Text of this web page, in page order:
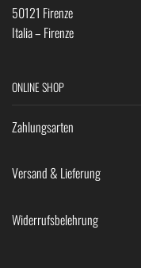
50121 Firenze
Italia – Firenze
ONLINE SHOP
Zahlungsarten
Versand & Lieferung
Widerrufsbelehrung